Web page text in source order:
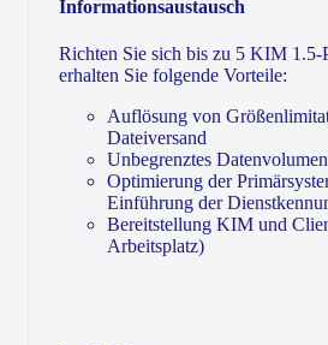
Informationsaustausch
Richten Sie sich bis zu 5 KIM 1.5-
erhalten Sie folgende Vorteile:
Auflösung von
Dateiversand
Unbegrenztes
Optimierung der
Einführung der
Bereitstellung KIM und
Arbeitsplatz)